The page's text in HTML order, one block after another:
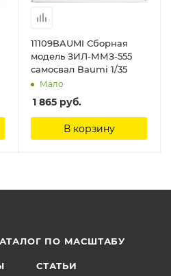
11109BAUMI Сборная
модель ЗИЛ-ММЗ-555
самосвал Baumi 1/35
Мало
1 865 руб.
В корзину
ПО МАСШТАБУ
СТАТЬИ